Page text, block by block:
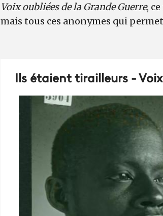
Voix oubliées de la Grande Guerre,
mais tous ces anonymes qui
Ils étaient tirailleurs -